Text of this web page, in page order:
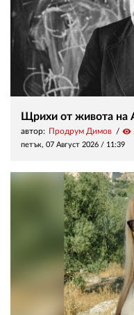
Щрихи от живота на
автор: Продрум Димов visibility
петък, 07 Август 2026 / 11:39